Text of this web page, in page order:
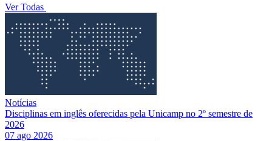
Ver Todas
Notícias
Disciplinas em inglês oferecidas pela Unicamp no 2º semestre de
2026
07 ago 2026